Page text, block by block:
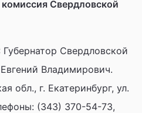
Свердловской
Свердловской
Владимирович.
обл., г. Екатеринбург, ул.
(343) 370-54-73,